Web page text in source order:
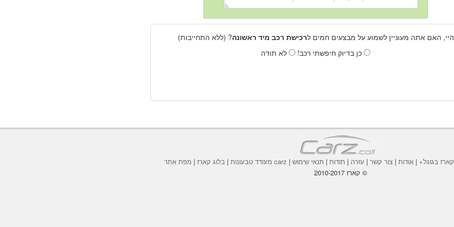
היי, האם אתה מעוניין לשמוע על מבצעים חמים לרכישת רכב מיד ראשונה? (ללא התחייבות)
כן בדיוק חיפשתי רכב!
לא תודה
קארז בגוגל+ | אודות | צור קשר | עזרה | תודות | תנאי שימוש | carz מעודד טבעונות | בלוג קארז | מפת אתר
© קארז 2010-2017